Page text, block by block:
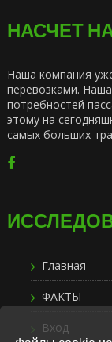
НАСЧЕТ
Наша компания
перевозками.
потребностей
этому на
самых больших
Главная
ФАКТЫ
Вход